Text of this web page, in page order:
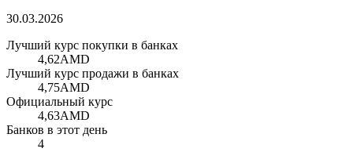
30.03.2026
Лучший курс покупки в банках
4,62AMD
Лучший курс продажи в банках
4,75AMD
Официальный курс
4,63AMD
Банков в этот день
4